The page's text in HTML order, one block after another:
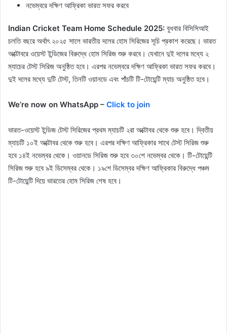
নভেম্বরে দক্ষিণ আফ্রিকা ভারত সফর করবে
Indian Cricket Team Home Schedule 2025: বুধবার বিসিসিআই
চলতি বছরে অর্থাৎ ২০২৫ সালে ভারতীয় দলের হোম সিরিজের সূচি প্রকাশ করেছে। ভারত
অক্টোবরে ওয়েস্ট ইন্ডিজের বিরুদ্ধে হোম সিরিজ শুরু করবে। যেখানে দুই দলের মধ্যে ২
ম্যাচের টেস্ট সিরিজ অনুষ্ঠিত হবে। এরপর নভেম্বরে দক্ষিণ আফ্রিকা ভারত সফর করবে।
দুই দলের মধ্যে দুটি টেস্ট, তিনটি ওয়ানডে এবং পাঁচটি টি-টোয়েন্টি ম্যাচ অনুষ্ঠিত হবে।
We’re now on WhatsApp – Click to join
ভারত-ওয়েস্ট ইন্ডিজ টেস্ট সিরিজের প্রথম ম্যাচটি ২রা অক্টোবর থেকে শুরু হবে। দ্বিতীয়
ম্যাচটি ১০ই অক্টোবর থেকে শুরু হবে। এরপর দক্ষিণ আফ্রিকার সাথে টেস্ট সিরিজ শুরু
হবে ১৪ই নভেম্বর থেকে। ওয়ানডে সিরিজ শুরু হবে ৩০শে নভেম্বর থেকে। টি-টোয়েন্টি
সিরিজ শুরু হবে ৯ই ডিসেম্বর থেকে। ১৯শে ডিসেম্বর দক্ষিণ আফ্রিকার বিরুদ্ধে পঞ্চম
টি-টোয়েন্টি দিয়ে ভারতের হোম সিরিজ শেষ হবে।